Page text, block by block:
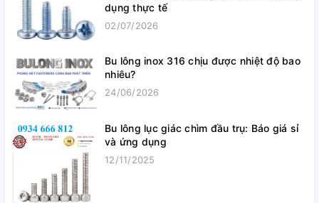
dụng thực tế
02/07/2026
Bu lông inox 316 chịu được nhiệt độ bao
nhiêu?
24/06/2026
Bu lông lục giác chìm đầu trụ: Báo giá sỉ
và ứng dụng
12/11/2025